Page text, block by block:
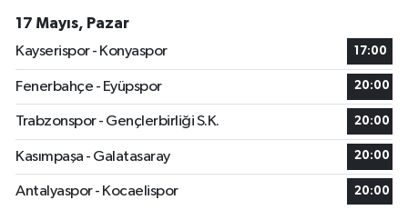
17 Mayıs, Pazar
Kayserispor - Konyaspor
17:00
Fenerbahçe - Eyüpspor 20:00
Trabzonspor - Gençlerbirliği S.K. 20:00
Kasımpaşa - Galatasaray 20:00
Antalyaspor - Kocaelispor 20:00